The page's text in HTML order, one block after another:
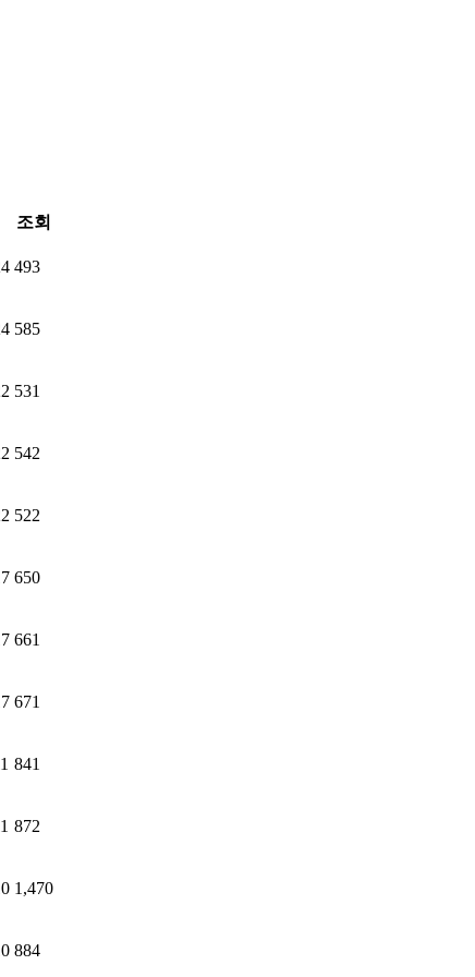
조회
493
585
531
542
522
650
661
671
841
872
1,470
884